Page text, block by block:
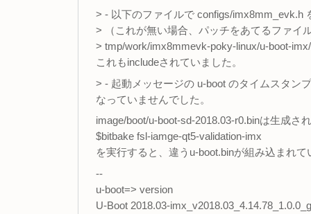
> - 以下のファイルで configs/imx8mm_evk.h
> （これが無い場合、パッチをあてるファイ
> tmp/work/imx8mmevk-poky-linux/u-boot-
これもincludeされていました。
> - 起動メッセージの u-boot のタイムスタン
なっていませんでした。
image/boot/u-boot-sd-2018.03-r0.binは生成さ
$bitbake fsl-iamge-qt5-validation-imx
を実行すると、違うu-boot.binが組み込まれ
--
u-boot=> version
U-Boot 2018.03-